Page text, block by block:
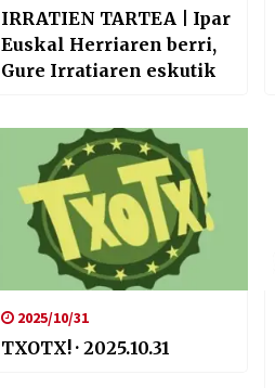
IRRATIEN TARTEA | Ipar
Euskal Herriaren berri,
Gure Irratiaren eskutik
2025/10/31
TXOTX! · 2025.10.31